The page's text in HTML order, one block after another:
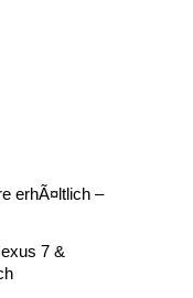
erhÃ¤ltlich –
7 &